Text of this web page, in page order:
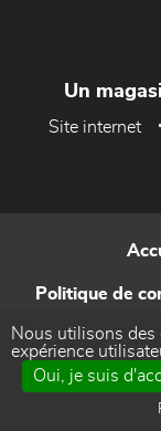
Un
Site internet
Politique de
Nous utilisons des
expérience
Oui, je suis